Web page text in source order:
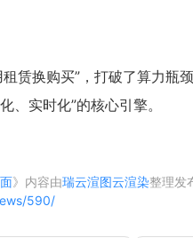
赁换购买”，打破了算力瓶
、实时化”的核心引擎。
》内容由瑞云渲图云渲染整理发
590/